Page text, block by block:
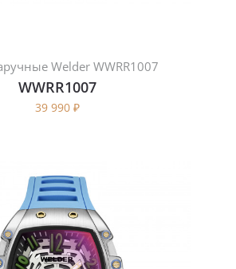
Welder WWRR1007
WWRR1007
39 990 ₽